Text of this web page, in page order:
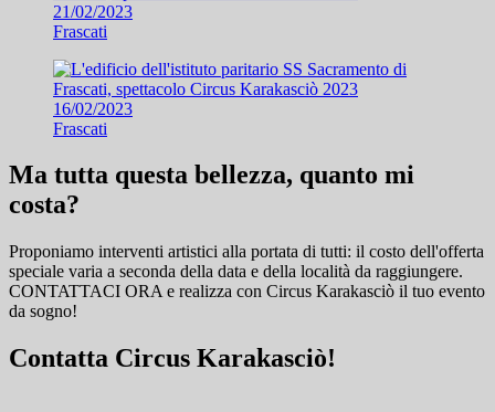
21/02/2023
Frascati
16/02/2023
Frascati
Ma tutta questa bellezza, quanto mi
costa?
Proponiamo interventi artistici alla portata di tutti: il costo dell'offerta
speciale varia a seconda della data e della località da raggiungere.
CONTATTACI ORA e realizza con Circus Karakasciò il tuo evento
da sogno!
Contatta Circus Karakasciò!